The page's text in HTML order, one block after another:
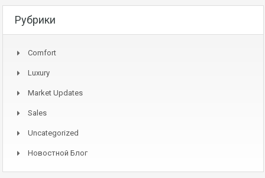
Рубрики
Comfort
Luxury
Market Updates
Sales
Uncategorized
Новостной Блог